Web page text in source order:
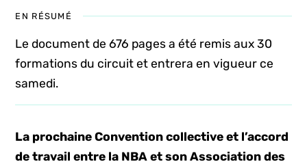
EN RÉSUMÉ
Le document de 676 pages a été remis aux 30
formations du circuit et entrera en vigueur ce
samedi.
La prochaine Convention collective et l’accord
de travail entre la NBA et son Association des